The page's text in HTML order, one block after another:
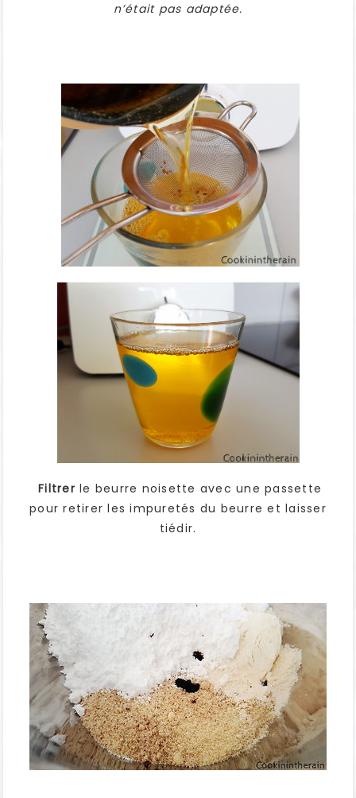
n’était pas adaptée.
Filtrer le beurre noisette avec une passette
pour retirer les impuretés du beurre et laisser
tiédir.